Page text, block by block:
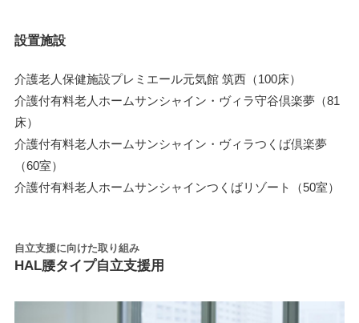
設置施設
介護老人保健施設プレミエール元気館 筑西（100床）
介護付有料老人ホームサンシャイン・ヴィラ守谷倶楽夢（81
床）
介護付有料老人ホームサンシャイン・ヴィラつくば倶楽夢
（60室）
介護付有料老人ホームサンシャインつくばリゾート（50室）
自立支援に向けた取り組み
HAL腰タイプ自立支援用